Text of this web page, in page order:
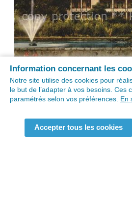
Information concernant les
Notre site utilise des cookies pour
le but de l’adapter à vos besoins. Ces
paramétrés selon vos préférences. En
Accepter tous les cookies